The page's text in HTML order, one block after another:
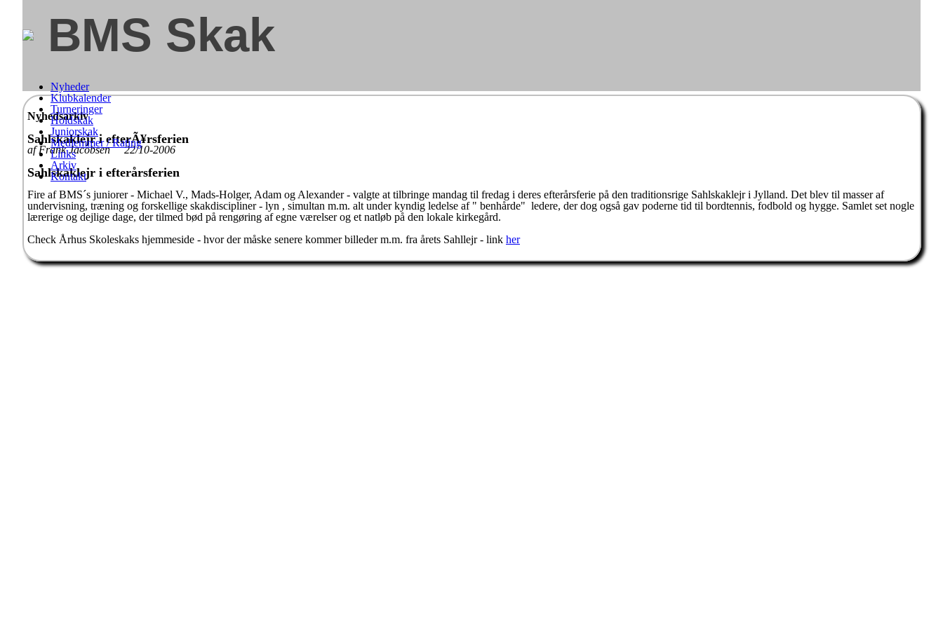
BMS Skak
Nyheder
Klubkalender
Turneringer
Holdskak
Juniorskak
Medlemmer / Rating
Links
Arkiv
Kontakt
Nyhedsarkiv
Sahlskaklejr i efterÃ¥rsferien
af Frank Jacobsen 22/10-2006
Sahlskaklejr i efterårsferien
Fire af BMS´s juniorer - Michael V., Mads-Holger, Adam og Alexander - valgte at tilbringe mandag til fredag i deres efterårsferie på den traditionsrige Sahlskaklejr i Jylland. Det blev til masser af
undervisning, træning og forskellige skakdiscipliner - lyn , simultan m.m. alt under kyndig ledelse af " benhårde" ledere, der dog også gav poderne tid til bordtennis, fodbold og hygge. Samlet set nogle
lærerige og dejlige dage, der tilmed bød på rengøring af egne værelser og et natløb på den lokale kirkegård.
Check Århus Skoleskaks hjemmeside - hvor der måske senere kommer billeder m.m. fra årets Sahllejr - link her